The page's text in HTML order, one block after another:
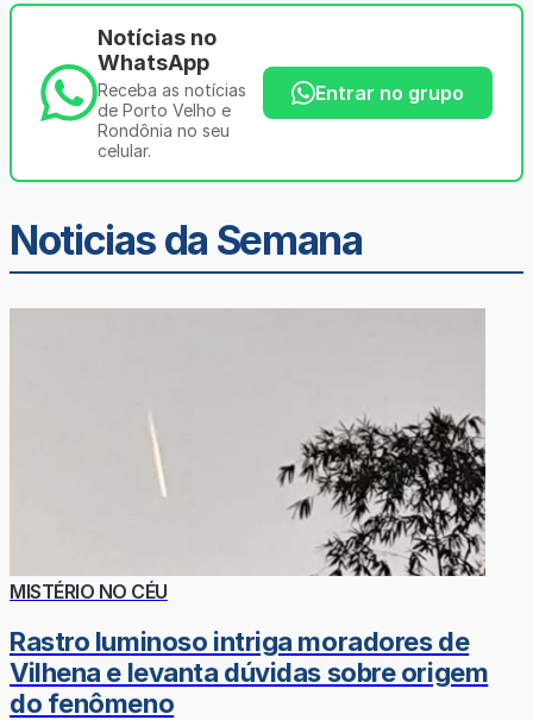
Notícias no
WhatsApp
Receba as notícias
de Porto Velho e
Rondônia no seu
celular.
Entrar no grupo
Noticias da Semana
MISTÉRIO NO CÉU
Rastro luminoso intriga moradores de
Vilhena e levanta dúvidas sobre origem
do fenômeno